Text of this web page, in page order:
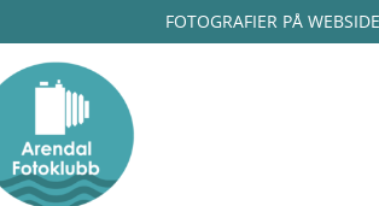
FOTOGRAFIER PÅ